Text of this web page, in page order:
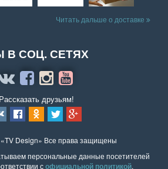
Читать дальше о доставке
В СОЦ. СЕТЯХ
Рассказать друзьям!
Design» Все права защищены
персональные данные посетителей
софициальной политикой.